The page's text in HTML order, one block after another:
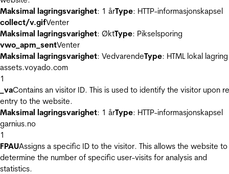
Maksimal lagringsvarighet: 1 årType: HTTP-informasjonskapsel
collect/v.gifVenter
Maksimal lagringsvarighet: ØktType: Pikselsporing
vwo_apm_sentVenter
Maksimal lagringsvarighet: VedvarendeType: HTML lokal lagring
assets.voyado.com
1
_vaContains an visitor ID. This is used to identify the visitor upon
entry to the website.
Maksimal lagringsvarighet: 1 årType: HTTP-informasjonskapsel
garnius.no
1
FPAUAssigns a specific ID to the visitor. This allows the website to
determine the number of specific user-visits for analysis and
statistics.